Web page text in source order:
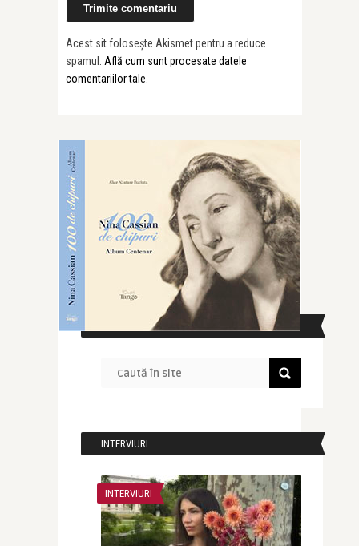
Acest sit folosește Akismet pentru a reduce
spamul. Află cum sunt procesate datele
comentariilor tale
CAUTĂ ÎN SITE
INTERVIURI
INTERVIURI